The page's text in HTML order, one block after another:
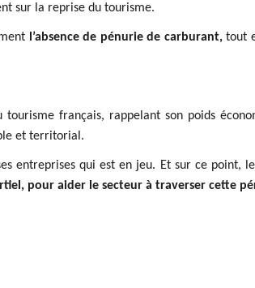
sur la reprise du tourisme.
l’absence de pénurie de carburant,tout
tourisme français, rappelant son poids
et territorial.
entreprises qui est en jeu. Et sur ce point,
pour aider le secteur à traverser cette